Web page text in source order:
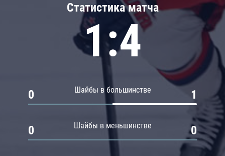
Статистика матча
1:4
Шайбы в большинстве
0 1
Шайбы в меньшинстве
0 0